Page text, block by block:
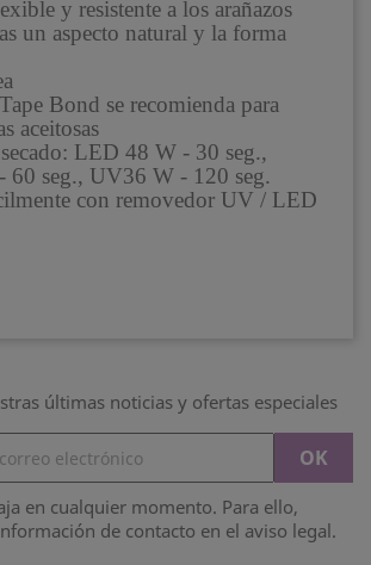
y resistente a los arañazos
un aspecto natural y la forma
Bond se recomienda para
aceitosas
LED 48 W - 30 seg.,
60 seg., UV36 W - 120 seg.
con removedor UV / LED
últimas noticias y ofertas especiales
en cualquier momento. Para ello,
de contacto en el aviso legal.